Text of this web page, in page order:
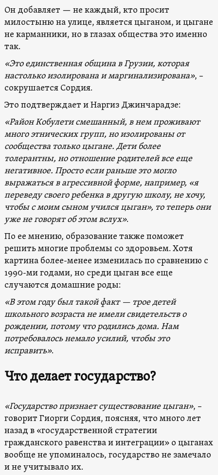
Он добавляет — не каждый, кто просит
милостыню на улице, является цыганом, и цыгане
не карманники, но в глазах общества это именно
так.
«Это единственная община в Грузии, которая
настолько изолирована и маргинализирована», –
сокрушается Сордия.
Это подтверждает и Наргиз Джинчарадзе:
«Район Кобулети смешанный, в нем проживают
много этнических групп, но изолированы от
сообщества только цыгане. Дети более
толерантны, но отношение родителей все еще
негативное. Просто если раньше это могло
выражаться в агрессивной форме, например, «я
переведу своего ребенка в другую школу, не хочу,
чтобы с моим сыном учился цыган», то теперь они
уже не говорят об этом вслух».
По ее мнению, образование также поможет
решить многие проблемы со здоровьем. Хотя
картина более-менее изменилась по сравнению с
1990-ми годами, но среди цыган все еще
случаются домашние роды:
«В этом году был такой факт — трое детей
школьного возраста не имели свидетельств о
рождении, потому что родились дома. Нам
потребовалось немало усилий, чтобы это
исправить».
Что делает государство?
«Государство признает существование цыган», –
говорит Гиорги Сордия, поясняя, что много лет
назад в «государственной стратегии
гражданского равенства и интеграции» о цыганах
вообще не упоминалось, государство не замечало
и не учитывало их.